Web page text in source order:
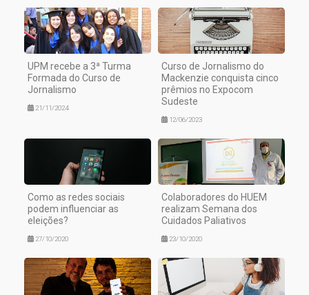
UPM recebe a 3ª Turma
Formada do Curso de
Jornalismo
21/11/2024
Curso de Jornalismo do
Mackenzie conquista cinco
prêmios no Expocom
Sudeste
12/06/2023
Como as redes sociais
podem influenciar as
eleições?
27/10/2020
Colaboradores do HUEM
realizam Semana dos
Cuidados Paliativos
23/10/2020